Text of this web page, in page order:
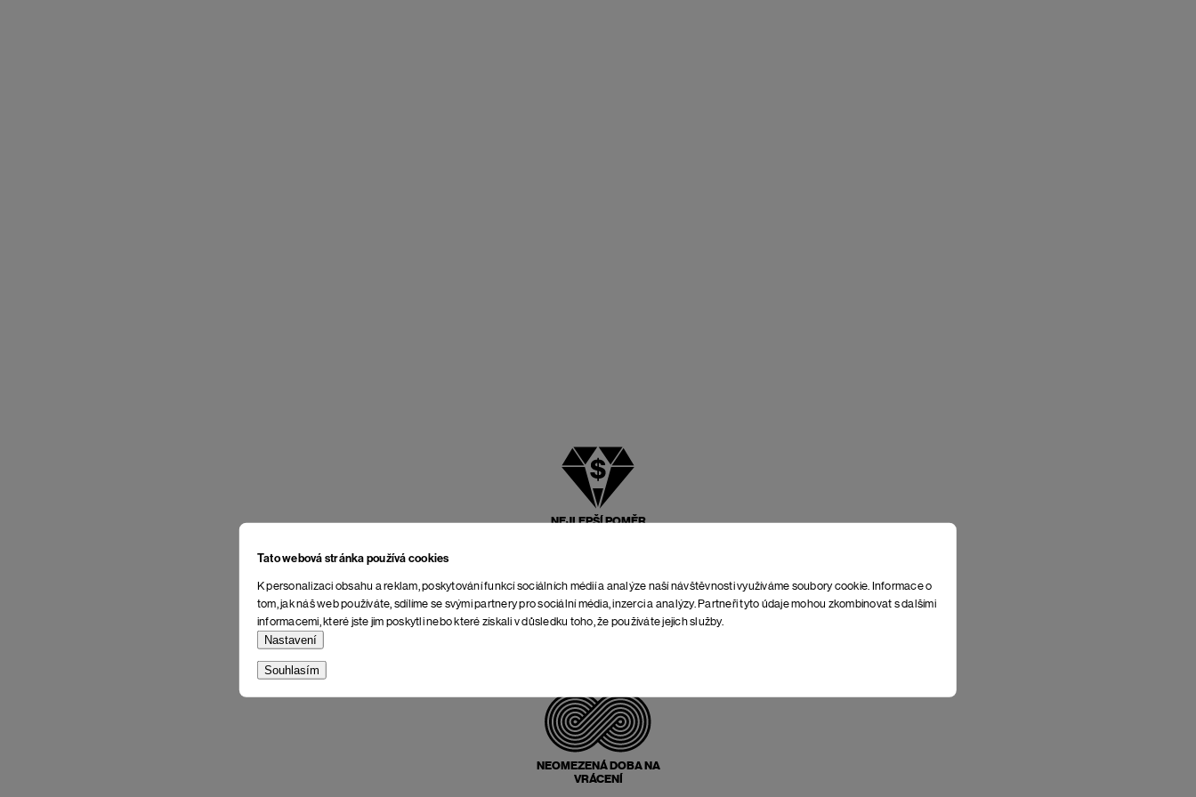
Tato webová stránka používá cookies
K personalizaci obsahu a reklam, poskytování funkcí sociálních médií a analýze naší návštěvnosti využíváme soubory cookie. Informace o
tom, jak náš web používáte, sdílíme se svými partnery pro sociální média, inzerci a analýzy. Partneři tyto údaje mohou zkombinovat s dalšími
informacemi, které jste jim poskytli nebo které získali v důsledku toho, že používáte jejich služby.
Nastavení
Souhlasím
NEJLEPŠÍ POMĚR
NEOMEZENÁ DOBA NA
VRÁCENÍ